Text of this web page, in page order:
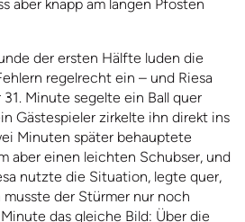
aber knapp am langen Pfosten
der ersten Hälfte luden die
regelrecht ein – und Riesa
31. Minute segelte ein Ball quer
Gästespieler zirkelte ihn direkt ins
Minuten später behauptete
aber einen leichten Schubser, und
nutzte die Situation, legte quer,
der Stürmer nur noch
das gleiche Bild: Über die